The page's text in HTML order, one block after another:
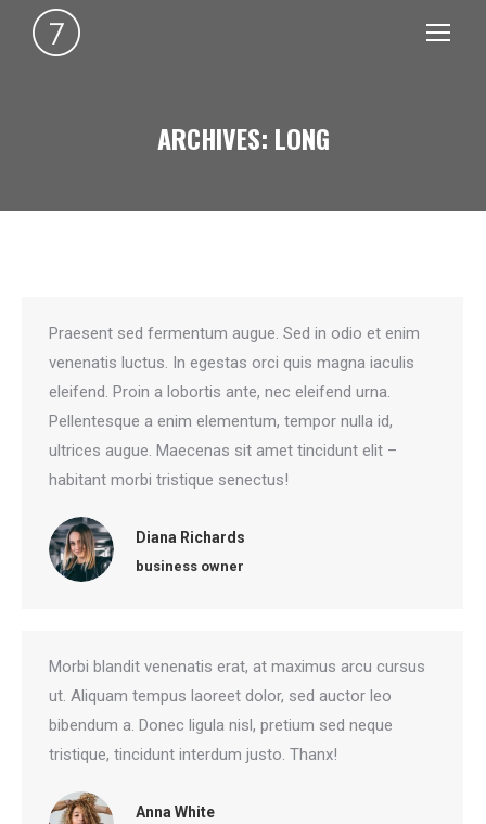
ARCHIVES: LONG
Praesent sed fermentum augue. Sed in odio et enim
venenatis luctus. In egestas orci quis magna iaculis
eleifend. Proin a lobortis ante, nec eleifend urna.
Pellentesque a enim elementum, tempor nulla id,
ultrices augue. Maecenas sit amet tincidunt elit –
habitant morbi tristique senectus!
Diana Richards
business owner
Morbi blandit venenatis erat, at maximus arcu cursus
ut. Aliquam tempus laoreet dolor, sed auctor leo
bibendum a. Donec ligula nisl, pretium sed neque
tristique, tincidunt interdum justo. Thanx!
Anna White